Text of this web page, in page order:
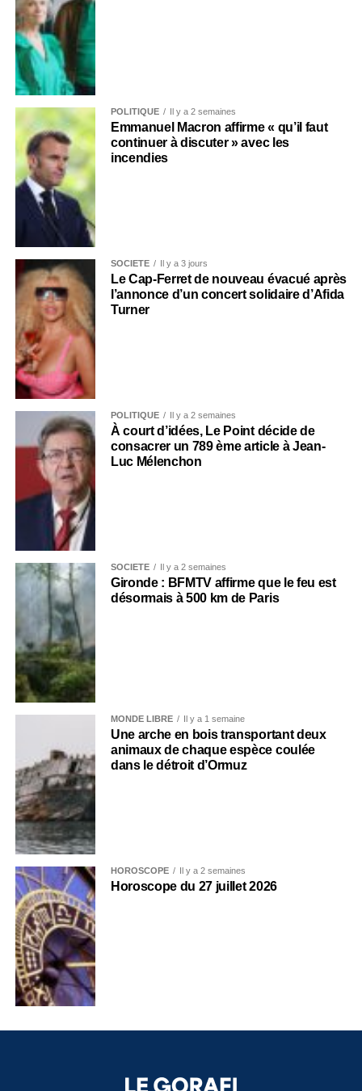
POLITIQUE Il y a 2 semaines
Emmanuel Macron affirme « qu’il faut
continuer à discuter » avec les
incendies
SOCIÉTÉ Il y a 3 jours
Le Cap-Ferret de nouveau évacué après
l’annonce d’un concert solidaire d’Afida
Turner
POLITIQUE Il y a 2 semaines
À court d’idées, Le Point décide de
consacrer un 789 ème article à Jean-
Luc Mélenchon
SOCIÉTÉ Il y a 2 semaines
Gironde : BFMTV affirme que le feu est
désormais à 500 km de Paris
MONDE LIBRE Il y a 1 semaine
Une arche en bois transportant deux
animaux de chaque espèce coulée
dans le détroit d’Ormuz
HOROSCOPE Il y a 2 semaines
Horoscope du 27 juillet 2026